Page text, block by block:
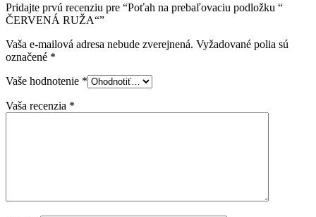
Pridajte prvú recenziu pre “Poťah na prebaľovaciu podložku “
ČERVENÁ RUŽA“”
Vaša e-mailová adresa nebude zverejnená. Vyžadované polia sú
označené *
Vaše hodnotenie *
Vaša recenzia *